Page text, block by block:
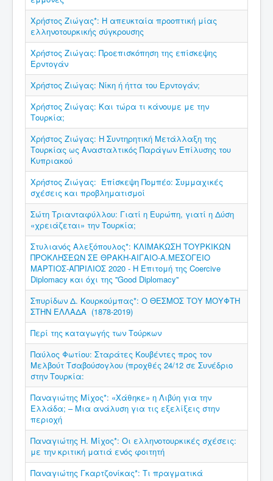
Χρήστος Ζιώγας*: H απευκταία προοπτική μίας
ελληνοτουρκικής σύγκρουσης
Χρήστος Ζιώγας: Προεπισκόπηση της επίσκεψης
Ερντογάν
Χρήστος Ζιώγας: Νίκη ή ήττα του Ερντογάν;
Χρήστος Ζιώγας: Και τώρα τι κάνουμε με την
Τουρκία;
Χρήστος Ζιώγας: Η Συντηρητική Μετάλλαξη της
Τουρκίας ως Ανασταλτικός Παράγων Επίλυσης του
Κυπριακού
Χρήστος Ζιώγας: Επίσκεψη Πομπέο: Συμμαχικές
σχέσεις και προβληματισμοί
Σώτη Τριανταφύλλου: Γιατί η Ευρώπη, γιατί η Δύση
«χρειάζεται» την Τουρκία;
Στυλιανός Αλεξόπουλος*: ΚΛΙΜΑΚΩΣΗ ΤΟΥΡΚΙΚΩΝ
ΠΡΟΚΛΗΣΕΩΝ ΣΕ ΘΡΑΚΗ-ΑΙΓΑΙΟ-Α.ΜΕΣΟΓΕΙΟ
ΜΑΡΤΙΟΣ-ΑΠΡΙΛΙΟΣ 2020 - Η Επιτομή της Coercive
Diplomacy και όχι της ''Good Diplomacy''
Σπυρίδων Δ. Κουρκούμπας*: Ο ΘΕΣΜΟΣ ΤΟΥ ΜΟΥΦΤΗ
ΣΤΗΝ ΕΛΛΑΔΑ (1878-2019)
Περί της καταγωγής των Τούρκων
Παύλος Φωτίου: Σταράτες Κουβέντες προς τον
Μελβούτ Τσαβούσογλου (προχθές 24/12 σε Συνέδριο
στην Τουρκία:
Παναγιώτης Μίχος*: «Χάθηκε» η Λιβύη για την
Ελλάδα; – Μια ανάλυση για τις εξελίξεις στην
περιοχή
Παναγιώτης Η. Μίχος*: Οι ελληνοτουρκικές σχέσεις:
με την κριτική ματιά ενός φοιτητή
Παναγιώτης Γκαρτζονίκας*: Τι πραγματικά